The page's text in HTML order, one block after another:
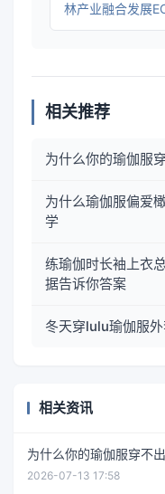
林产业融合发展
相关推荐
为什么你的瑜伽服
为什么瑜伽服偏爱
学
练瑜伽时长袖上衣
据告诉你答案
冬天穿lulu瑜伽服外
相关资讯
为什么你的瑜伽服穿不
2026-07-13 17:58